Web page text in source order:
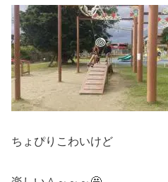
ちょぴりこわいけど